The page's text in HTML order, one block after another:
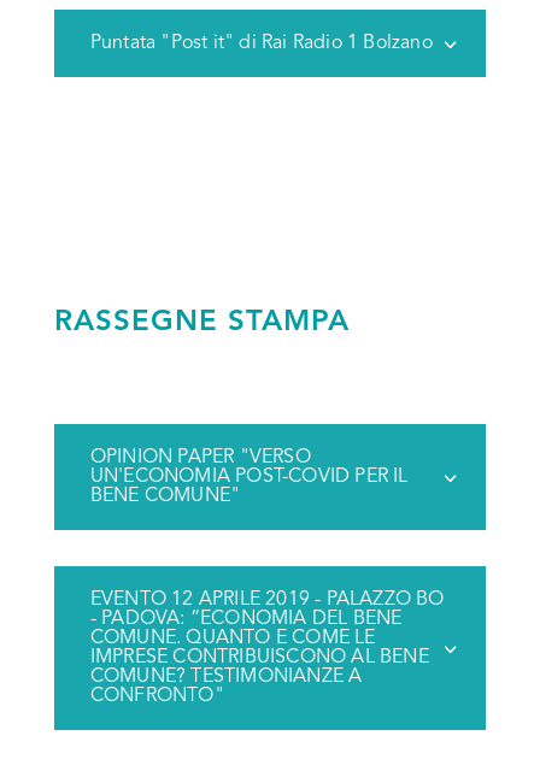
Puntata "Post it" di Rai Radio 1 Bolzano
RASSEGNE STAMPA
OPINION PAPER "VERSO
UN'ECONOMIA POST-COVID PER IL
BENE COMUNE"
EVENTO 12 APRILE 2019 - PALAZZO BO
- PADOVA: “ECONOMIA DEL BENE
COMUNE. QUANTO E COME LE
IMPRESE CONTRIBUISCONO AL BENE
COMUNE? TESTIMONIANZE A
CONFRONTO"